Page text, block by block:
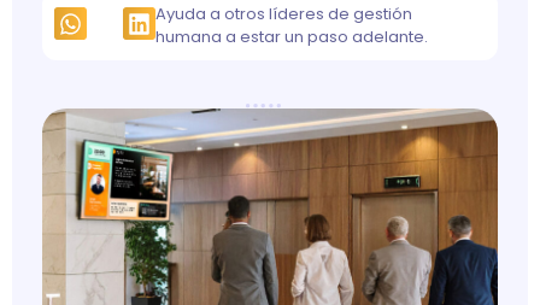
Ayuda a otros líderes de gestión
humana a estar un paso adelante.